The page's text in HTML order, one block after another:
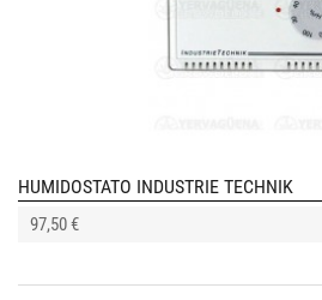
HUMIDOSTATO INDUSTRIE TECHNIK
97,50 €